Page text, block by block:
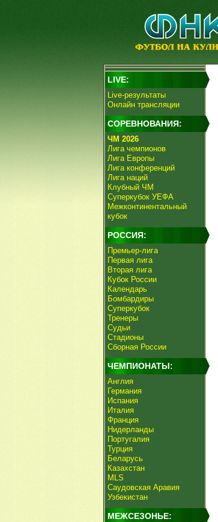
LIVE:
Live-результаты
Онлайн трансляции
СОРЕВНОВАНИЯ:
ЧМ 2026
Лига чемпионов
Лига Европы
Лига конференций
Лига наций
Клубный ЧМ
Суперкубок УЕФА
Межконтинентальный
кубок
РОССИЯ:
Премьер-лига
Первая лига
Вторая лига
Кубок России
Календарь
Бомбардиры
Суперкубок
Тренеры
Судьи
Стадионы
Сборная России
ЧЕМПИОНАТЫ:
Англия
Германия
Испания
Италия
Франция
Нидерланды
Португалия
Турция
Беларусь
Казахстан
MLS
Саудовская Аравия
Узбекистан
МЕЖСЕЗОНЬЕ: